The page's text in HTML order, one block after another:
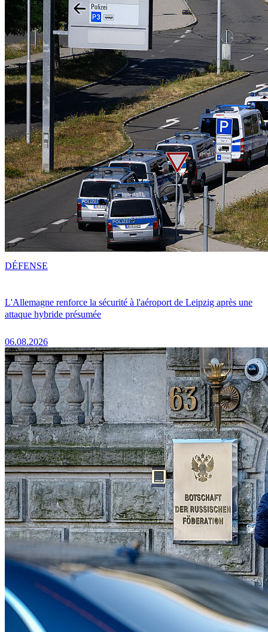
L'Allemagne renforce la sécurité à l'aéroport de Leipzig après une
attaque hybride présumée
06.08.2026
DÉFENSE